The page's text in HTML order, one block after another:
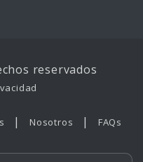
reservados
| Nosotros | FAQs